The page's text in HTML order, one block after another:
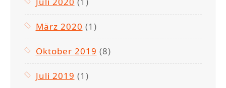
März 2020 (1)
Oktober 2019 (8)
Juli 2019 (1)